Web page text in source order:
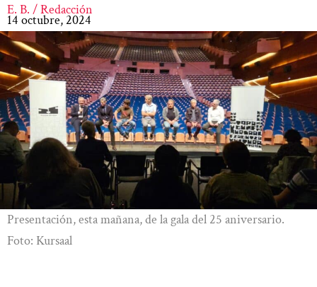
E. B. / Redacción
14 octubre, 2024
Presentación, esta mañana, de la gala del 25 aniversario.
Foto: Kursaal